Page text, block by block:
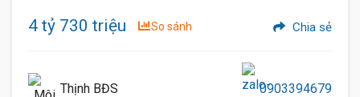
4 tỷ 730 triệu So sánh Chia sẻ
Thịnh BĐS 0903394679